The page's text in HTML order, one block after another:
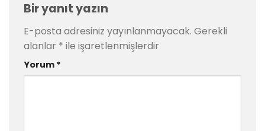
Bir yanıt yazın
E-posta adresiniz yayınlanmayacak. Gerekli
alanlar * ile işaretlenmişlerdir
Yorum *